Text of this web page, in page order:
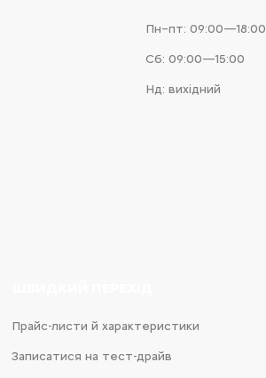
Пн–пт: 09:00—18:00
Сб: 09:00—15:00
Нд: вихідний
Прайс-листи й характеристики
Записатися на тест-драйв